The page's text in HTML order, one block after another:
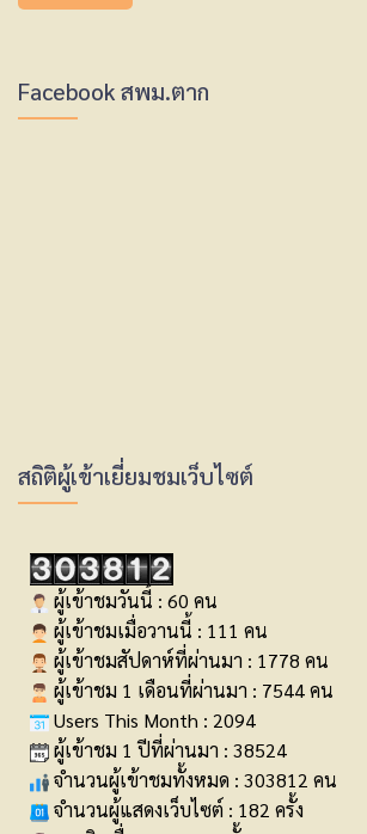
Facebook สพม.ตาก
สถิติผู้เข้าเยี่ยมชมเว็บไซต์
ผู้เข้าชมวันนี้ : 60 คน
ผู้เข้าชมเมื่อวานนี้ : 111 คน
ผู้เข้าชมสัปดาห์ที่ผ่านมา : 1778 คน
ผู้เข้าชม 1 เดือนที่ผ่านมา : 7544 คน
Users This Month : 2094
ผู้เข้าชม 1 ปีที่ผ่านมา : 38524
จำนวนผู้เข้าชมทั้งหมด : 303812 คน
จำนวนผู้แสดงเว็บไซต์ : 182 ครั้ง